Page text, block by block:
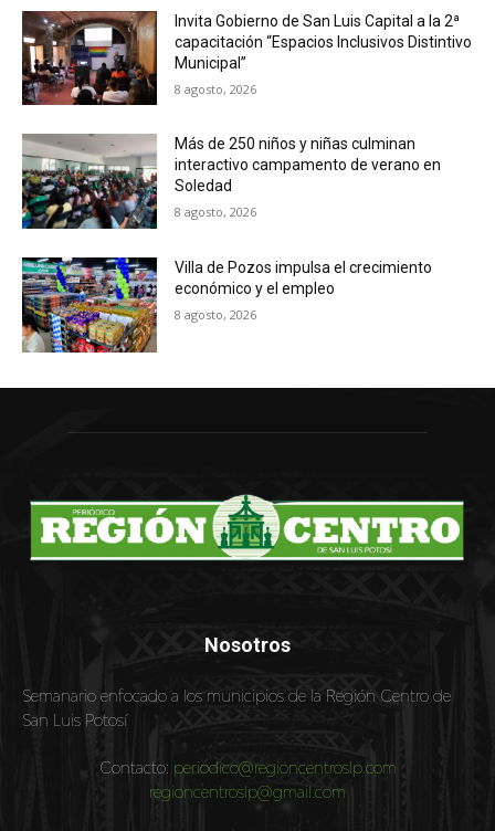
Invita Gobierno de San Luis Capital a la 2ª
capacitación “Espacios Inclusivos Distintivo
Municipal”
8 agosto, 2026
Más de 250 niños y niñas culminan
interactivo campamento de verano en
Soledad
8 agosto, 2026
Villa de Pozos impulsa el crecimiento
económico y el empleo
8 agosto, 2026
Nosotros
Semanario enfocado a los municipios de la Región Centro de
San Luis Potosí
Contacto: periodico@regioncentroslp.com
regioncentroslp@gmail.com